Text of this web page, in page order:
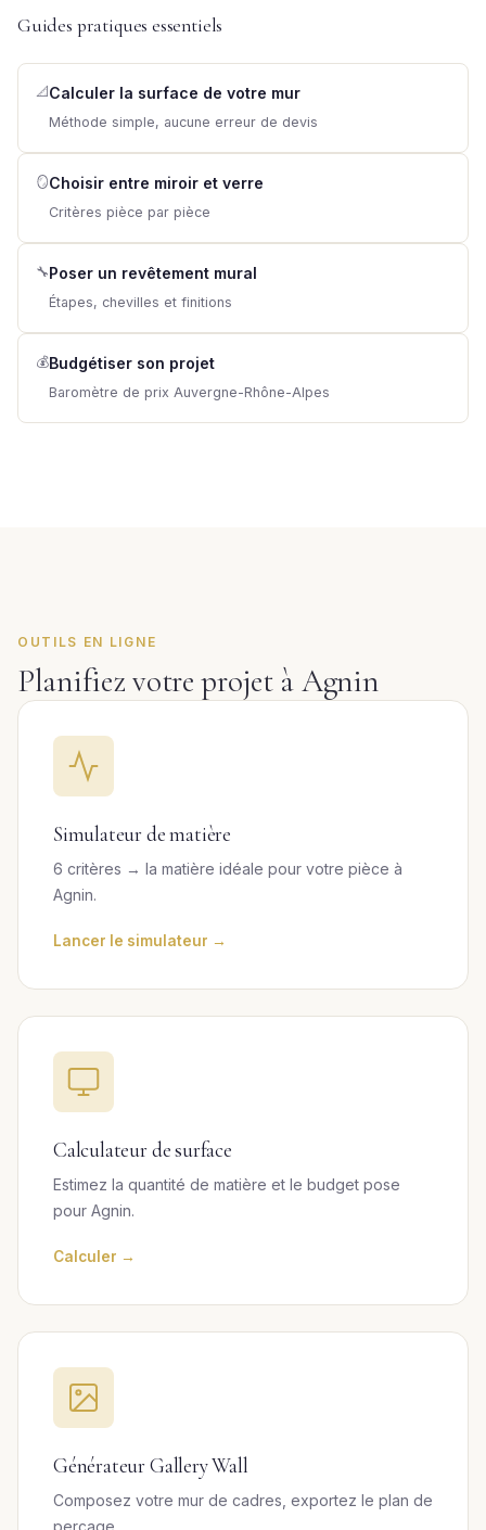
Guides pratiques essentiels
📐 Calculer la surface de votre mur
Méthode simple, aucune erreur de devis
🪞Choisir entre miroir et verre
Critères pièce par pièce
🔧Poser un revêtement mural
Étapes, chevilles et finitions
💰Budgétiser son projet
Baromètre de prix Auvergne-Rhône-Alpes
OUTILS EN LIGNE
Planifiez votre projet à Agnin
Simulateur de matière
6 critères → la matière idéale pour votre pièce à
Agnin.
Lancer le simulateur →
Calculateur de surface
Estimez la quantité de matière et le budget pose
pour Agnin.
Calculer →
Générateur Gallery Wall
Composez votre mur de cadres, exportez le plan de
perçage.